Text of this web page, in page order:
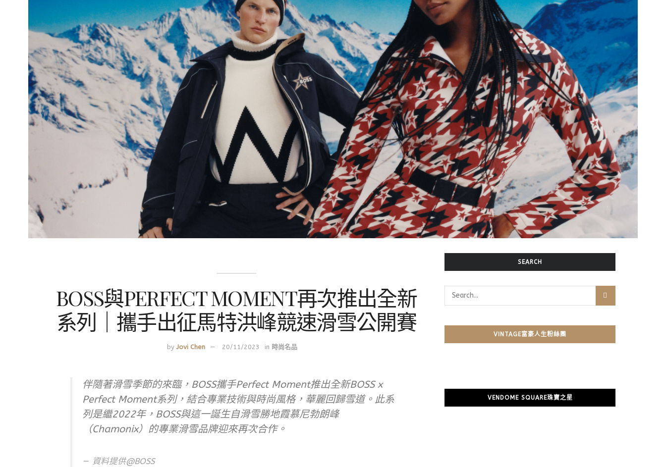
BOSS與PERFECT MOMENT再次推出全新
系列｜攜手出征馬特洪峰競速滑雪公開賽
by Jovi Chen 20/11/2023 in 時尚名品
伴隨著滑雪季節的來臨，BOSS攜手Perfect Moment推出全新BOSS x
Perfect Moment系列，結合專業技術與時尚風格，華麗回歸雪道。此系
列是繼2022年，BOSS與這一誕生自滑雪勝地霞慕尼勃朗峰
（Chamonix）的專業滑雪品牌迎來再次合作。
資料提供@BOSS
SEARCH
VINTAGE富豪人生粉絲團
VENDOME SQUARE珠寶之星